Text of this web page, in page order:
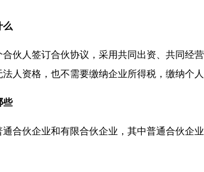
么
伙人签订合伙协议，采用共同出资、共同经
人资格，也不需要缴纳企业所得税，缴纳个人
些
合伙企业和有限合伙企业，其中普通合伙企